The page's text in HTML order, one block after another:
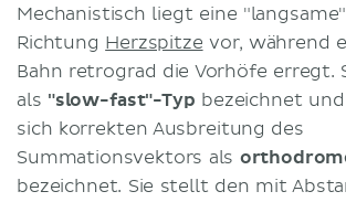
Mechanistisch liegt eine
Richtung Herzspitze vor, während
Bahn retrograd die Vorhöfe erregt.
als "slow-fast"-Typ bezeichnet
sich korrekten Ausbreitung des
Summationsvektors als
bezeichnet. Sie stellt den mit